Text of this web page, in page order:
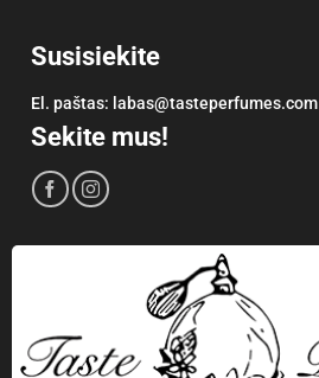
Susisiekite
El. paštas: labas@tasteperfumes.com
Sekite mus!